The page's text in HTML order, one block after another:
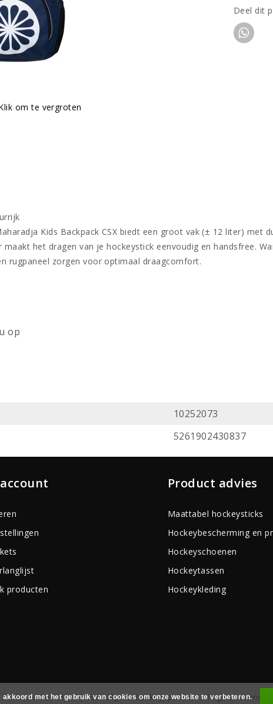
om te vergroten
Deel dit
Kids Backpack CSX biedt een groot vak (± 12 liter)
het dragen van je hockeystick eenvoudig en handsfree.
rugpaneel zorgen voor optimaal draagcomfort.
op
10252073
5261902430837
producten
Product advies
Maattabel hockeysticks
Hockeybescherming en
Hockeyschoenen
Hockeytassen
Hockeykleding
- HockeyCity.nl | Voor al jouw hockeyspullen! - All rights
akkoord met het gebruik van cookies om onze website te verbeteren.